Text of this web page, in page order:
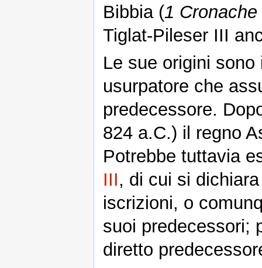
Bibbia (1 Cronache
Tiglat-Pileser III
Le sue origini
usurpatore che
predecessore.
824 a.C.) il regno
Potrebbe tuttavia
III, di cui si
iscrizioni, o
suoi predecessori;
diretto